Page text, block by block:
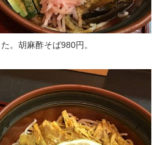
。胡麻酢そば980円。